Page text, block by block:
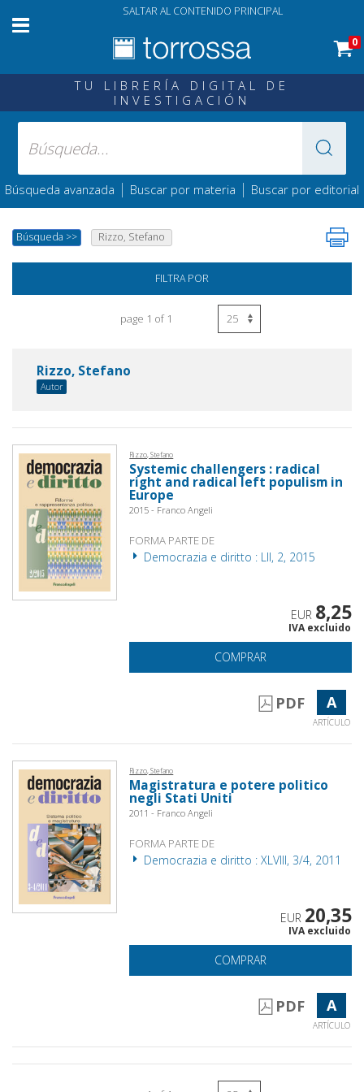
SALTAR AL CONTENIDO PRINCIPAL
0
TU LIBRERÍA DIGITAL DE
INVESTIGACIÓN
Búsqueda avanzada | Buscar por materia | Buscar por editorial
Búsqueda >> Rizzo, Stefano
FILTRA POR
page 1 of 1
Rizzo, Stefano
Autor
Rizzo, Stefano
Systemic challengers : radical
right and radical left populism in
Europe
2015 - Franco Angeli
FORMA PARTE DE
Democrazia e diritto : LII, 2, 2015
EUR 8,25
IVA excluido
COMPRAR
PDF A
ARTÍCULO
Rizzo, Stefano
Magistratura e potere politico
negli Stati Uniti
2011 - Franco Angeli
FORMA PARTE DE
Democrazia e diritto : XLVIII, 3/4, 2011
EUR 20,35
IVA excluido
COMPRAR
PDF A
ARTÍCULO